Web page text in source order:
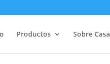
Productos Sobre